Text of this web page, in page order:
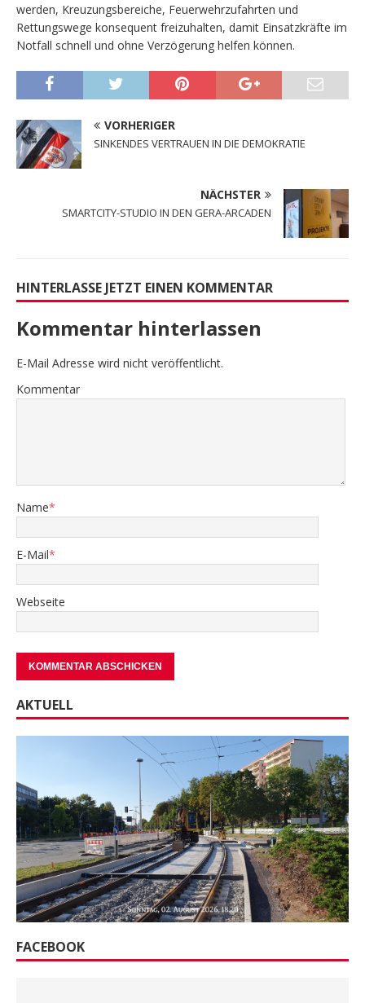
werden, Kreuzungsbereiche, Feuerwehrzufahrten und
Rettungswege konsequent freizuhalten, damit Einsatzkräfte im
Notfall schnell und ohne Verzögerung helfen können.
VORHERIGER
SINKENDES VERTRAUEN IN DIE DEMOKRATIE
NÄCHSTER
SMARTCITY-STUDIO IN DEN GERA-ARCADEN
HINTERLASSE JETZT EINEN KOMMENTAR
Kommentar hinterlassen
E-Mail Adresse wird nicht veröffentlicht.
Kommentar
Name*
E-Mail*
Webseite
AKTUELL
FACEBOOK